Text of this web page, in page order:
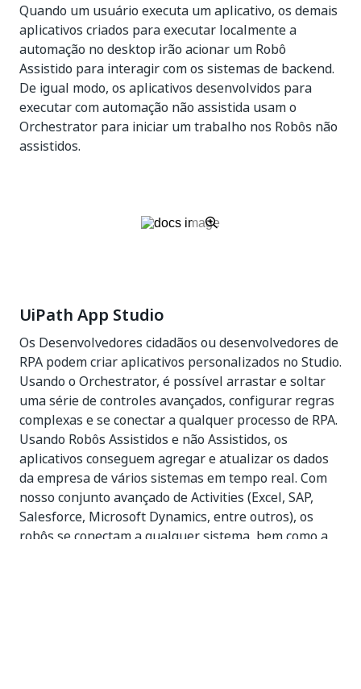
Quando um usuário executa um aplicativo, os demais
aplicativos criados para executar localmente a
automação no desktop irão acionar um Robô
Assistido para interagir com os sistemas de backend.
De igual modo, os aplicativos desenvolvidos para
executar com automação não assistida usam o
Orchestrator para iniciar um trabalho nos Robôs não
assistidos.
UiPath App Studio
Os Desenvolvedores cidadãos ou desenvolvedores de
RPA podem criar aplicativos personalizados no Studio.
Usando o Orchestrator, é possível arrastar e soltar
uma série de controles avançados, configurar regras
complexas e se conectar a qualquer processo de RPA.
Usando Robôs Assistidos e não Assistidos, os
aplicativos conseguem agregar e atualizar os dados
da empresa de vários sistemas em tempo real. Com
nosso conjunto avançado de Activities (Excel, SAP,
Salesforce, Microsoft Dynamics, entre outros), os
robôs se conectam a qualquer sistema, bem como a